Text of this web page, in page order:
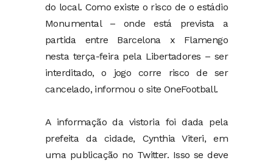
do local. Como existe o risco de o estádio
Monumental – onde está prevista a
partida entre Barcelona x Flamengo
nesta terça-feira pela Libertadores – ser
interditado, o jogo corre risco de ser
cancelado, informou o site OneFootball.
A informação da vistoria foi dada pela
prefeita da cidade, Cynthia Viteri, em
uma publicação no Twitter. Isso se deve